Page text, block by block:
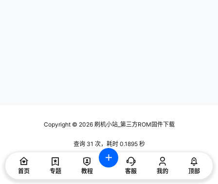
Copyright © 2026刷机小站_第三方ROM固件下载
查询 31 次，耗时 0.1895 秒
首页 专题 教程 客服 我的 顶部